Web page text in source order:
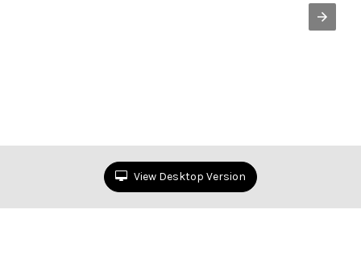
View Desktop Version